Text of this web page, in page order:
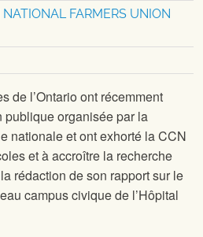
NATIONAL FARMERS UNION
de l’Ontario ont récemment
organisée par la
nationale et ont exhorté la CCN
et à accroître la recherche
rédaction de son rapport sur le
campus civique de l’Hôpital